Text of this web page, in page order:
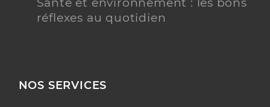
Santé et environnement : les bons
réflexes au quotidien
NOS SERVICES